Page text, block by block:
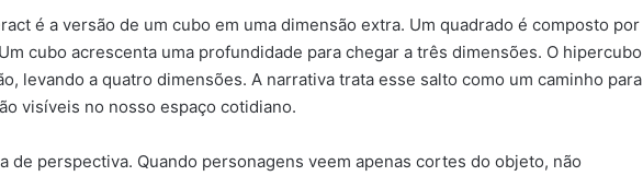
é a versão de um cubo em uma dimensão extra. Um quadrado é composto por
cubo acrescenta uma profundidade para chegar a três dimensões. O hipercubo
levando a quatro dimensões. A narrativa trata esse salto como um caminho para
visíveis no nosso espaço cotidiano.
de perspectiva. Quando personagens veem apenas cortes do objeto, não